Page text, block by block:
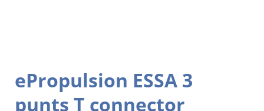
ePropulsion ESSA 3
punts T connector